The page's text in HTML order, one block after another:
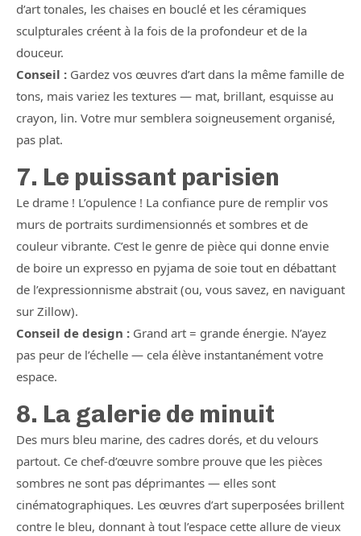
d’art tonales, les chaises en bouclé et les céramiques
sculpturales créent à la fois de la profondeur et de la
douceur.
Conseil : Gardez vos œuvres d’art dans la même famille de
tons, mais variez les textures — mat, brillant, esquisse au
crayon, lin. Votre mur semblera soigneusement organisé,
pas plat.
7. Le puissant parisien
Le drame ! L’opulence ! La confiance pure de remplir vos
murs de portraits surdimensionnés et sombres et de
couleur vibrante. C’est le genre de pièce qui donne envie
de boire un expresso en pyjama de soie tout en débattant
de l’expressionnisme abstrait (ou, vous savez, en naviguant
sur Zillow).
Conseil de design : Grand art = grande énergie. N’ayez
pas peur de l’échelle — cela élève instantanément votre
espace.
8. La galerie de minuit
Des murs bleu marine, des cadres dorés, et du velours
partout. Ce chef-d’œuvre sombre prouve que les pièces
sombres ne sont pas déprimantes — elles sont
cinématographiques. Les œuvres d’art superposées brillent
contre le bleu, donnant à tout l’espace cette allure de vieux